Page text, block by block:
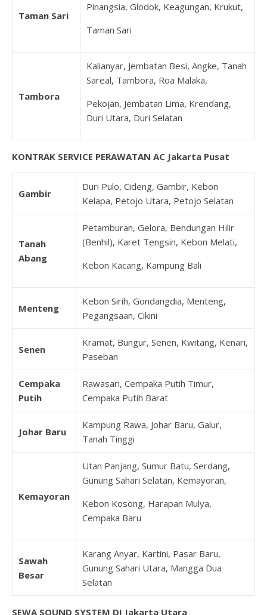
Taman Sari
Pinangsia, Glodok, Keagungan, Krukut,
Taman Sari
Tambora
Kalianyar, Jembatan Besi, Angke, Tanah
Sareal, Tambora, Roa Malaka,
Pekojan, Jembatan Lima, Krendang,
Duri Utara, Duri Selatan
KONTRAK SERVICE PERAWATAN AC Jakarta Pusat
Gambir
Duri Pulo, Cideng, Gambir, Kebon
Kelapa, Petojo Utara, Petojo Selatan
Tanah
Abang
Petamburan, Gelora, Bendungan Hilir
(Benhil), Karet Tengsin, Kebon Melati,
Kebon Kacang, Kampung Bali
Menteng
Kebon Sirih, Gondangdia, Menteng,
Pegangsaan, Cikini
Senen
Kramat, Bungur, Senen, Kwitang, Kenari,
Paseban
Cempaka
Putih
Rawasari, Cempaka Putih Timur,
Cempaka Putih Barat
Johar Baru
Kampung Rawa, Johar Baru, Galur,
Tanah Tinggi
Kemayoran
Utan Panjang, Sumur Batu, Serdang,
Gunung Sahari Selatan, Kemayoran,
Kebon Kosong, Harapan Mulya,
Cempaka Baru
Sawah
Besar
Karang Anyar, Kartini, Pasar Baru,
Gunung Sahari Utara, Mangga Dua
Selatan
SEWA SOUND SYSTEM DI Jakarta Utara